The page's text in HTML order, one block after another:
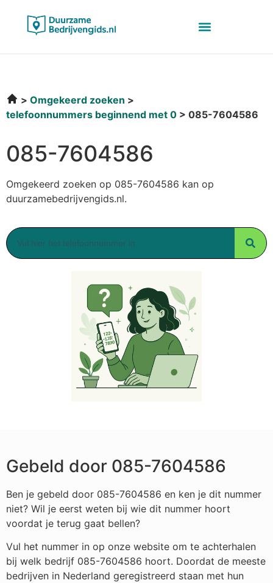
Omgekeerd zoeken
telefoonnummers beginnend met 0
085-7604586
085-7604586
Omgekeerd zoeken op 085-7604586 kan op
duurzamebedrijvengids.nl.
Gebeld door 085-7604586
Ben je gebeld door 085-7604586 en ken je dit nummer
niet? Wil je eerst weten bij wie dit nummer hoort
voordat je terug gaat bellen?
Vul het nummer in op onze website om te achterhalen
bij welk bedrijf 085-7604586 hoort. Doordat de meeste
bedrijven in Nederland geregistreerd staan met hun